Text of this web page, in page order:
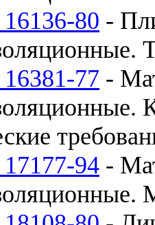
80 -
77 -
94 -